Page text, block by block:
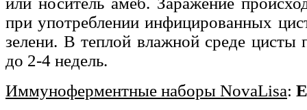
при употреблении инфицированных
зелени. В теплой влажной среде цисты
до 2-4 недель.
Иммуноферментные наборы NovaLisa: